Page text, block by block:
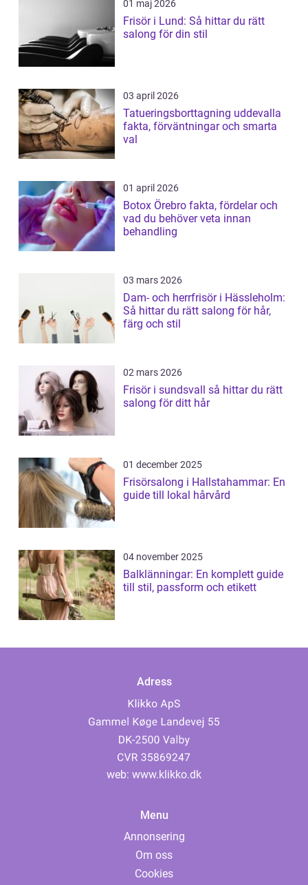
01 maj 2026
Frisör i Lund: Så hittar du rätt
salong för din stil
03 april 2026
Tatueringsborttagning uddevalla
fakta, förväntningar och smarta
val
01 april 2026
Botox Örebro fakta, fördelar och
vad du behöver veta innan
behandling
03 mars 2026
Dam- och herrfrisör i Hässleholm:
Så hittar du rätt salong för hår,
färg och stil
02 mars 2026
Frisör i sundsvall så hittar du rätt
salong för ditt hår
01 december 2025
Frisörsalong i Hallstahammar: En
guide till lokal hårvård
04 november 2025
Balklänningar: En komplett guide
till stil, passform och etikett
Adress
web: www.klikko.dk
Menu
Annonsering
Om oss
Cookies